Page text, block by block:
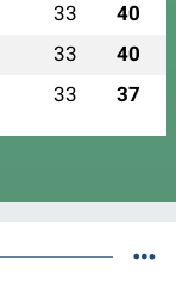
33 40
33 40
33 37